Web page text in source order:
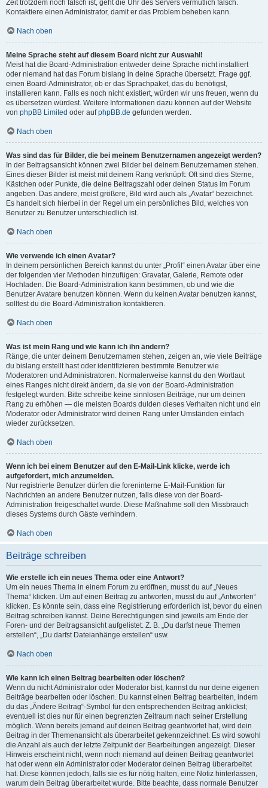
Zeit trotzdem noch falsch ist, geht die Uhr des Servers vermutlich falsch.
Kontaktiere einen Administrator, damit er das Problem beheben kann.
Nach oben
Meine Sprache steht auf diesem Board nicht zur Auswahl!
Meist hat die Board-Administration entweder deine Sprache nicht installiert
oder niemand hat das Forum bislang in deine Sprache übersetzt. Frage ggf.
einen Board-Administrator, ob er das Sprachpaket, das du benötigst,
installieren kann. Falls es noch nicht existiert, würden wir uns freuen, wenn du
es übersetzen würdest. Weitere Informationen dazu können auf der Website
von phpBB Limited oder aufphpBB.de gefunden werden.
Nach oben
Was sind das für Bilder, die bei meinem Benutzernamen angezeigt werden?
In der Beitragsansicht können zwei Bilder bei deinem Benutzernamen stehen.
Eines dieser Bilder ist meist mit deinem Rang verknüpft: Oft sind dies Sterne,
Kästchen oder Punkte, die deine Beitragszahl oder deinen Status im Forum
angeben. Das andere, meist größere, Bild wird auch als „Avatar“ bezeichnet.
Es handelt sich hierbei in der Regel um ein persönliches Bild, welches von
Benutzer zu Benutzer unterschiedlich ist.
Nach oben
Wie verwende ich einen Avatar?
In deinem persönlichen Bereich kannst du unter „Profil“ einen Avatar über eine
der folgenden vier Methoden hinzufügen: Gravatar, Galerie, Remote oder
Hochladen. Die Board-Administration kann bestimmen, ob und wie die
Benutzer Avatare benutzen können. Wenn du keinen Avatar benutzen kannst,
solltest du die Board-Administration kontaktieren.
Nach oben
Was ist mein Rang und wie kann ich ihn ändern?
Ränge, die unter deinem Benutzernamen stehen, zeigen an, wie viele Beiträge
du bislang erstellt hast oder identifizieren bestimmte Benutzer wie
Moderatoren und Administratoren. Normalerweise kannst du den Wortlaut
eines Ranges nicht direkt ändern, da sie von der Board-Administration
festgelegt wurden. Bitte schreibe keine sinnlosen Beiträge, nur um deinen
Rang zu erhöhen — die meisten Boards dulden dieses Verhalten nicht und ein
Moderator oder Administrator wird deinen Rang unter Umständen einfach
wieder zurücksetzen.
Nach oben
Wenn ich bei einem Benutzer auf den E-Mail-Link klicke, werde ich
aufgefordert, mich anzumelden.
Nur registrierte Benutzer dürfen die foreninterne E-Mail-Funktion für
Nachrichten an andere Benutzer nutzen, falls diese von der Board-
Administration freigeschaltet wurde. Diese Maßnahme soll den Missbrauch
dieses Systems durch Gäste verhindern.
Nach oben
Beiträge schreiben
Wie erstelle ich ein neues Thema oder eine Antwort?
Um ein neues Thema in einem Forum zu eröffnen, musst du auf „Neues
Thema“ klicken. Um auf einen Beitrag zu antworten, musst du auf „Antworten“
klicken. Es könnte sein, dass eine Registrierung erforderlich ist, bevor du einen
Beitrag schreiben kannst. Deine Berechtigungen sind jeweils am Ende der
Foren- und der Beitragsansicht aufgelistet. Z. B. „Du darfst neue Themen
erstellen“, „Du darfst Dateianhänge erstellen“ usw.
Nach oben
Wie kann ich einen Beitrag bearbeiten oder löschen?
Wenn du nicht Administrator oder Moderator bist, kannst du nur deine eigenen
Beiträge bearbeiten oder löschen. Du kannst einen Beitrag bearbeiten, indem
du das „Ändere Beitrag“-Symbol für den entsprechenden Beitrag anklickst;
eventuell ist dies nur für einen begrenzten Zeitraum nach seiner Erstellung
möglich. Wenn bereits jemand auf deinen Beitrag geantwortet hat, wird dein
Beitrag in der Themenansicht als überarbeitet gekennzeichnet. Es wird sowohl
die Anzahl als auch der letzte Zeitpunkt der Bearbeitungen angezeigt. Dieser
Hinweis erscheint nicht, wenn noch niemand auf deinen Beitrag geantwortet
hat oder wenn ein Administrator oder Moderator deinen Beitrag überarbeitet
hat. Diese können jedoch, falls sie es für nötig halten, eine Notiz hinterlassen,
warum dein Beitrag überarbeitet wurde. Bitte beachte, dass normale Benutzer